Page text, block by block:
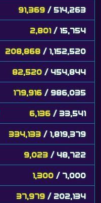
91,369 / 514,263
2,801 / 15,754
208,868 / 1,152,520
82,520 / 454,844
179,916 / 986,035
6,136 / 33,541
334,133 / 1,819,379
9,023 / 48,722
1,300 / 7,000
37,979 / 202,134